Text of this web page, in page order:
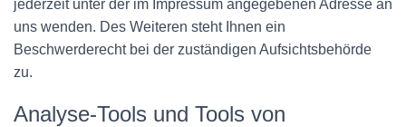
jederzeit unter der im Impressum angegebenen Adresse an
uns wenden. Des Weiteren steht Ihnen ein
Beschwerderecht bei der zuständigen Aufsichtsbehörde
zu.
Analyse-Tools und Tools von